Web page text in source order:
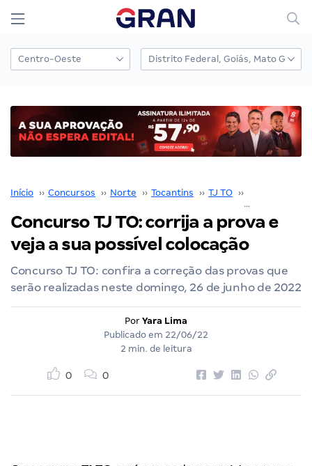
Início ›› Concursos ›› Norte ›› Tocantins ›› TJ TO ››
Concurso TJ TO: corrija a prova e
veja a sua possível colocação
Concurso TJ TO: confira a correção das provas que
serão realizadas neste domingo, 26 de junho de 2022
Por Yara Lima
Publicado em 22/06/22
2 min. de leitura
0 0